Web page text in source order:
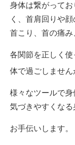
身体は繋がって
く、首肩回りや
首こり、首の痛み
各関節を正しく
体で過ごしません
様々なツールで
気づきやすくな
お手伝いします。